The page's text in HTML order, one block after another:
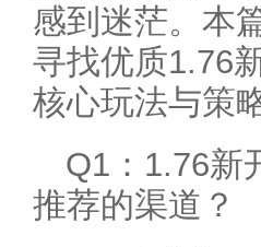
感到迷茫。本
寻找优质1.76
核心玩法与策
Q1：1.76新
推荐的渠道？